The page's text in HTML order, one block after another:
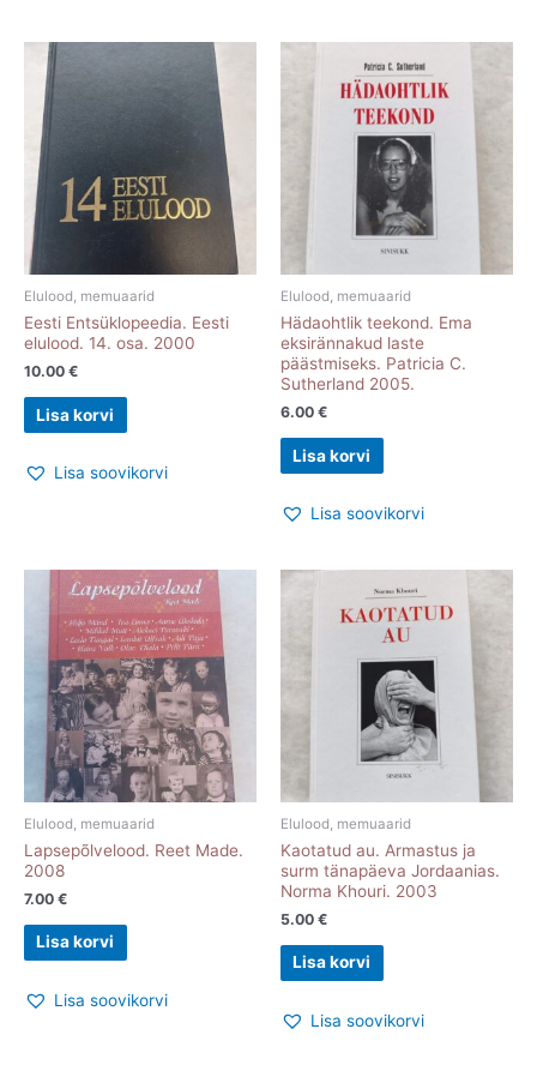
Elulood, memuaarid
Eesti Entsüklopeedia. Eesti
elulood. 14. osa. 2000
10.00 €
Lisa korvi
Lisa soovikorvi
Elulood, memuaarid
Hädaohtlik teekond. Ema
eksirännakud laste
päästmiseks. Patricia C.
Sutherland 2005.
6.00 €
Lisa korvi
Lisa soovikorvi
Elulood, memuaarid
Lapsepõlvelood. Reet Made.
2008
7.00 €
Lisa korvi
Lisa soovikorvi
Elulood, memuaarid
Kaotatud au. Armastus ja
surm tänapäeva Jordaanias.
Norma Khouri. 2003
5.00 €
Lisa korvi
Lisa soovikorvi